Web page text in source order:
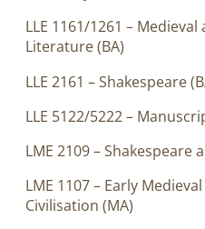
LLE 1161/1261 –
Literature (BA)
LLE 2161 – Shakespeare
LLE 5122/5222 –
LME 2109 – Shakespeare
LME 1107 – Early
Civilisation (MA)